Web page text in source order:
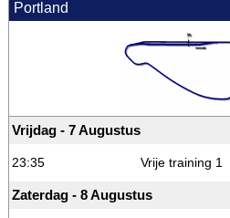
Portland
Vrijdag - 7 Augustus
23:35 Vrije training 1
Zaterdag - 8 Augustus